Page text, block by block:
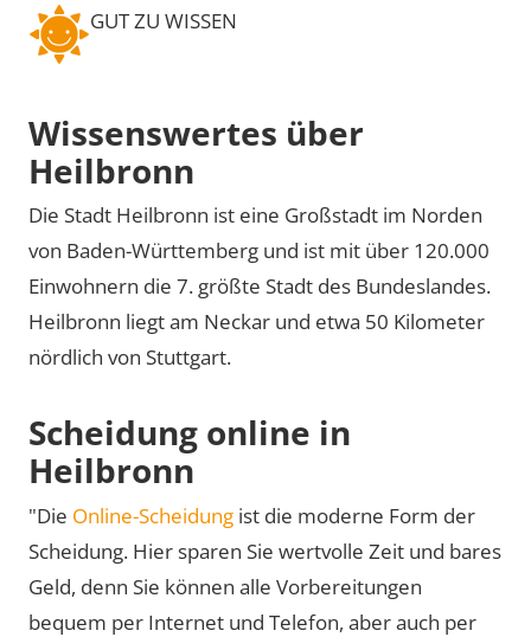
GUT ZU WISSEN
Wissenswertes über
Heilbronn
Die Stadt Heilbronn ist eine Großstadt im Norden
von Baden-Württemberg und ist mit über 120.000
Einwohnern die 7. größte Stadt des Bundeslandes.
Heilbronn liegt am Neckar und etwa 50 Kilometer
nördlich von Stuttgart.
Scheidung online in
Heilbronn
"Die Online-Scheidung ist die moderne Form der
Scheidung. Hier sparen Sie wertvolle Zeit und bares
Geld, denn Sie können alle Vorbereitungen
bequem per Internet und Telefon, aber auch per